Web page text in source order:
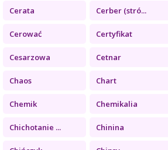
Cerata Cerber (stró...
Cerować Certyfikat
Cesarzowa Cetnar
Chaos Chart
Chemik Chemikalia
Chichotanie ... Chinina